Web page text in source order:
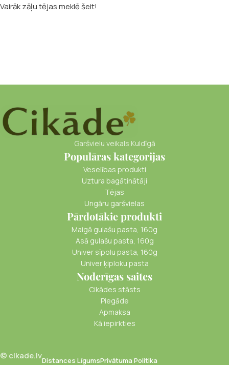
Vairāk zāļu tējas meklē šeit!
Garšvielu veikals Kuldīgā
Populāras kategorijas
Veselības produkti
Uztura bagātinātāji
Tējas
Ungāru garšvielas
Pārdotākie produkti
Maigā gulašu pasta, 160g
Asā gulašu pasta, 160g
Univer sīpolu pasta, 160g
Univer ķiploku pasta
Noderīgas saites
Cikādes stāsts
Piegāde
Apmaksa
Kā iepirkties
© cikade.lvDistances LīgumsPrivātuma Politika